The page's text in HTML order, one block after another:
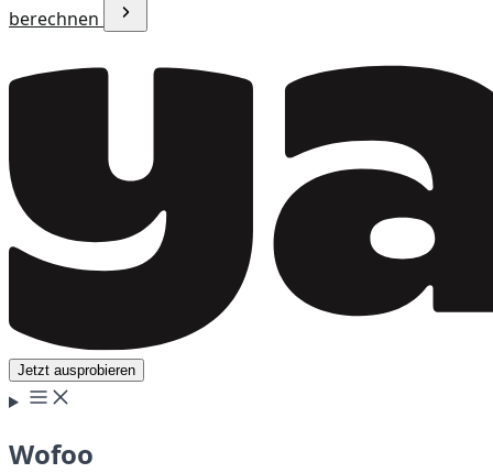
berechnen
Jetzt ausprobieren
Wofoo